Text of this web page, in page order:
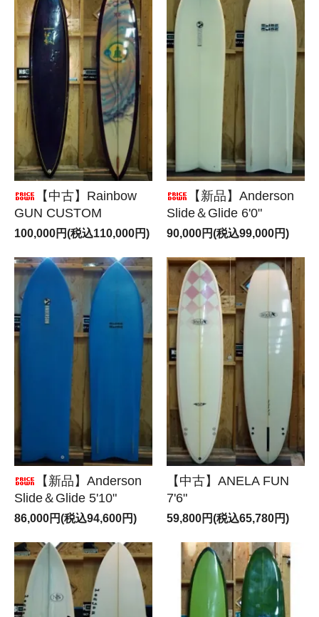
【中古】Rainbow
GUN CUSTOM
100,000円(税込110,000円)
【新品】Anderson
Slide＆Glide 6'0"
90,000円(税込99,000円)
【新品】Anderson
Slide＆Glide 5'10"
86,000円(税込94,600円)
【中古】ANELA FUN
7'6"
59,800円(税込65,780円)